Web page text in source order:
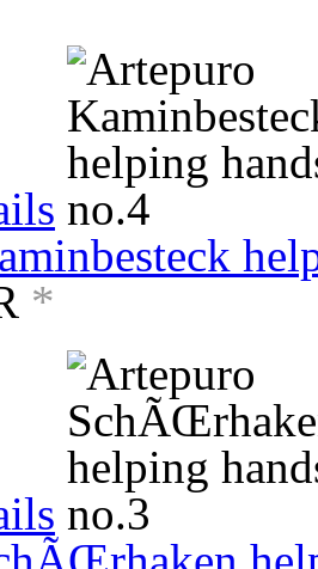
*